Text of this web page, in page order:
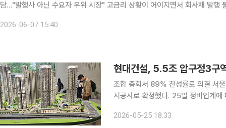
담…"발행사 아닌 수요자 우위 시장" 고금리 상황이 어이지면서 회사채 발행 물량이 급감한 가운데 금융사들이 이달 공모채 시장에 잇달아
2026-06-07 15:40
현대건설, 5.5조 압구정3구
조합 총회서 89% 찬성률로 의결 서울 강남권 재건축 최대어로 꼽히는 압구정3구역이 현대건설을
시공사로 확정했다. 25일 정비업계에 따르면 압구정3구역 재건축정비조합은 이날 오후 압구정고등
운데 2621명이 투표에 참여했으며
2026-05-25 18:33